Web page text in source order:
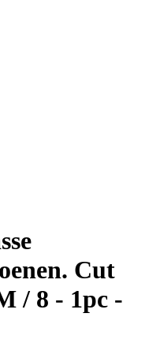
Cut
/ 8 - 1pc -